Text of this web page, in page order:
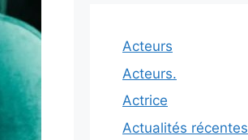
Acteurs
Acteurs.
Actrice
Actualités récentes